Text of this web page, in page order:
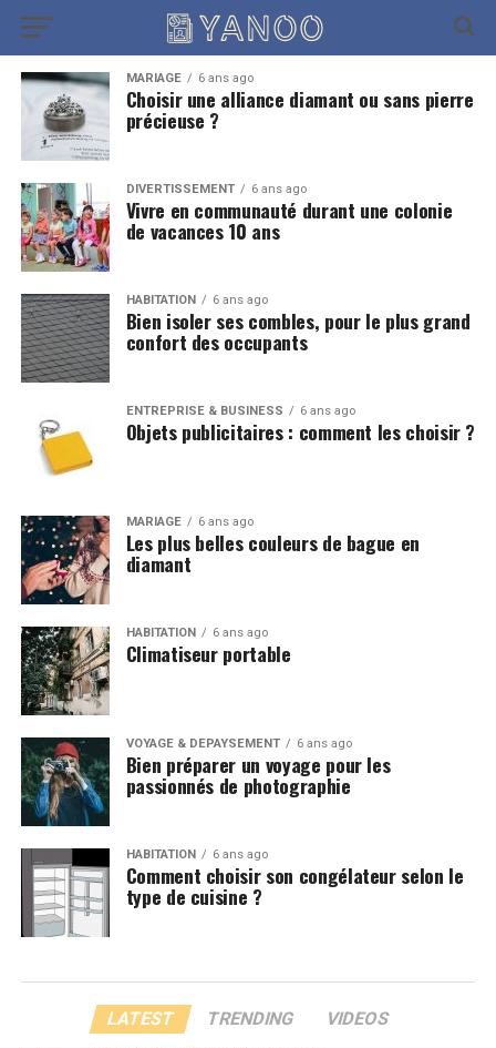
MARIAGE 6 ans ago
Choisir une alliance diamant ou sans pierre
précieuse ?
DIVERTISSEMENT 6 ans ago
Vivre en communauté durant une colonie
de vacances 10 ans
HABITATION 6 ans ago
Bien isoler ses combles, pour le plus grand
confort des occupants
ENTREPRISE & BUSINESS 6 ans ago
Objets publicitaires : comment les choisir ?
MARIAGE 6 ans ago
Les plus belles couleurs de bague en
diamant
HABITATION 6 ans ago
Climatiseur portable
VOYAGE & DÉPAYSEMENT 6 ans ago
Bien préparer un voyage pour les
passionnés de photographie
HABITATION 6 ans ago
Comment choisir son congélateur selon le
type de cuisine ?
LATEST TRENDING VIDEOS